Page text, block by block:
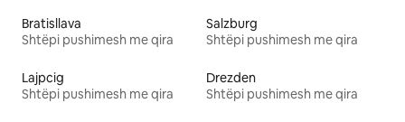
Bratisllava
Shtëpi pushimesh me qira
Salzburg
Shtëpi pushimesh me qira
Lajpcig
Shtëpi pushimesh me qira
Drezden
Shtëpi pushimesh me qira